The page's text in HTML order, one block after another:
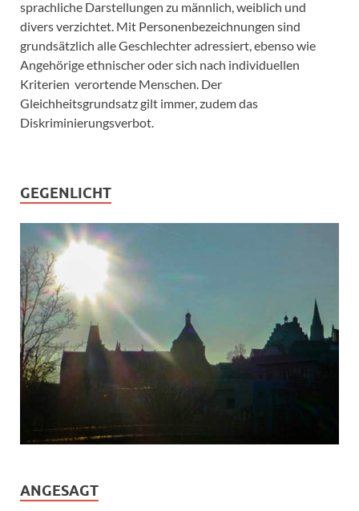
sprachliche Darstellungen zu männlich, weiblich und
divers verzichtet. Mit Personenbezeichnungen sind
grundsätzlich alle Geschlechter adressiert, ebenso wie
Angehörige ethnischer oder sich nach individuellen
Kriterien verortende Menschen. Der
Gleichheitsgrundsatz gilt immer, zudem das
Diskriminierungsverbot.
GEGENLICHT
ANGESAGT